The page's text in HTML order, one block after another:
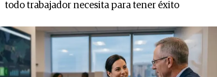
todo trabajador necesita para tener éxito